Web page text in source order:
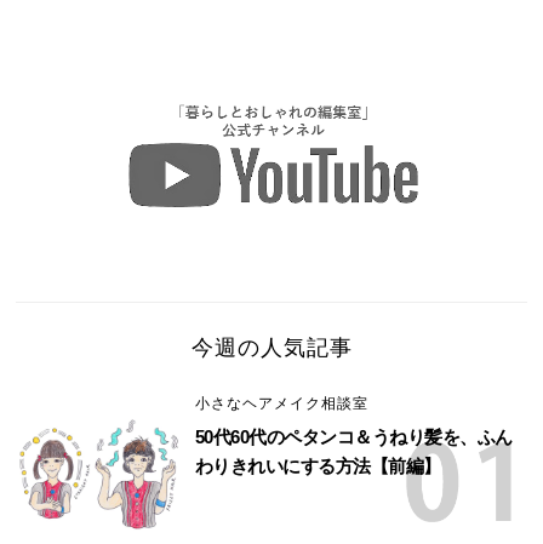
今週の人気記事
小さなヘアメイク相談室
50代60代のペタンコ＆うねり髪を、ふん
わりきれいにする方法【前編】